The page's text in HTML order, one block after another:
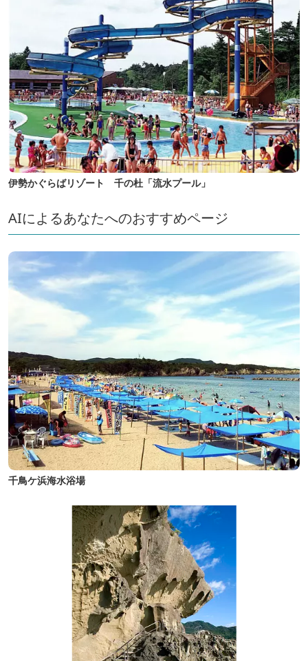
伊勢かぐらばリゾート 千の杜「流水プール」
AIによるあなたへのおすすめページ
千鳥ケ浜海水浴場